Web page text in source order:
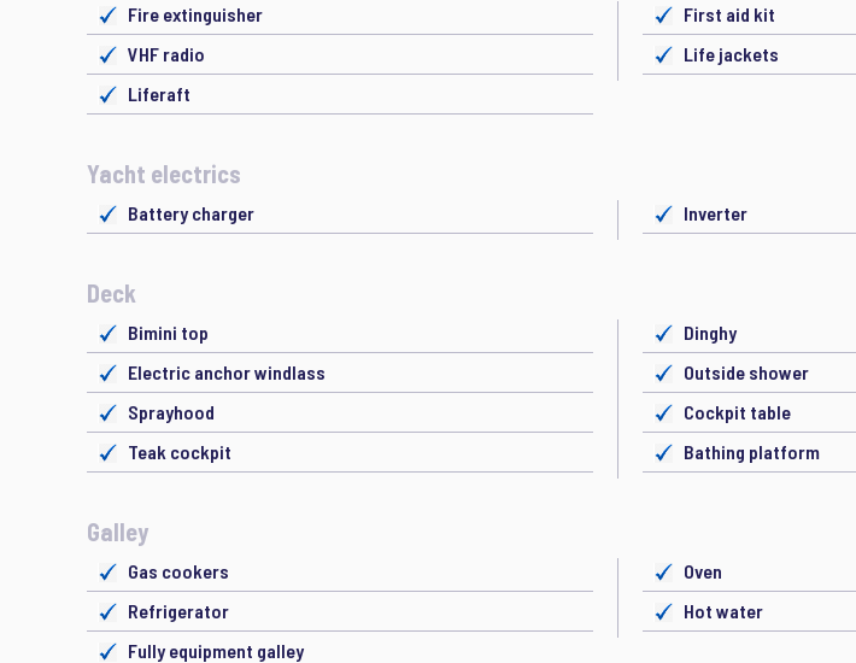
Fire extinguisher
First aid kit
VHF radio
Life jackets
Liferaft
Yacht electrics
Battery charger Inverter
Deck
Bimini top
Dinghy
Electric anchor windlass
Outside shower
Sprayhood
Cockpit table
Teak cockpit
Bathing platform
Galley
Gas cookers
Oven
Refrigerator
Hot water
Fully equipment galley